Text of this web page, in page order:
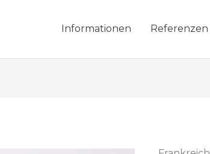
Informationen Referenzen